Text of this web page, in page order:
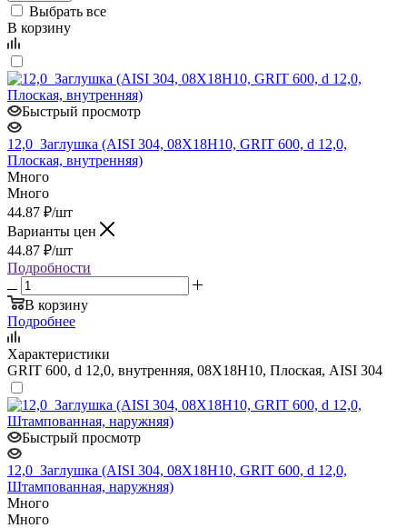
Выбрать все
В корзину
Быстрый просмотр
12,0_Заглушка (AISI 304, 08Х18Н10, GRIT 600, d 12,0,
Плоская, внутренняя)
Много
Много
44.87 ₽/шт
Варианты цен
44.87 ₽/шт
Подробности
В корзину
Подробнее
Характеристики
GRIT 600, d 12,0, внутренняя, 08Х18Н10, Плоская, AISI 304
Быстрый просмотр
12,0_Заглушка (AISI 304, 08Х18Н10, GRIT 600, d 12,0,
Штампованная, наружняя)
Много
Много